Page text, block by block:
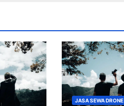
JASA SEWA DRONE